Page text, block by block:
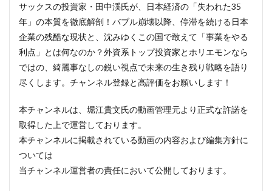
サックスの投資家・田中渓氏が、日本経済の「失われた35
年」の本質を徹底解剖！バブル崩壊以降、停滞を続ける日本
企業の残酷な現状と、沈みゆくこの国で敢えて「事業をやる
利点」とは何なのか？外資系トップ投資家とホリエモンなら
ではの、綺麗事なしの鋭い視点で未来の生き残り戦略を語り
尽くします。チャンネル登録と高評価をお願いします！
本チャンネルは、堀江貴文氏の動画管理元より正式な許諾を
取得した上で運営しております。
本チャンネルに掲載されている動画の内容および編集方針に
ついては
当チャンネル運営者の責任において公開しております。